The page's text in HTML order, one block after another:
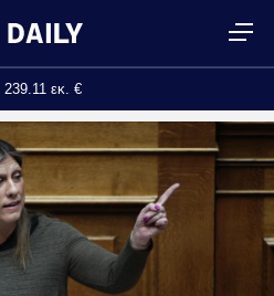
239.11 εκ. €